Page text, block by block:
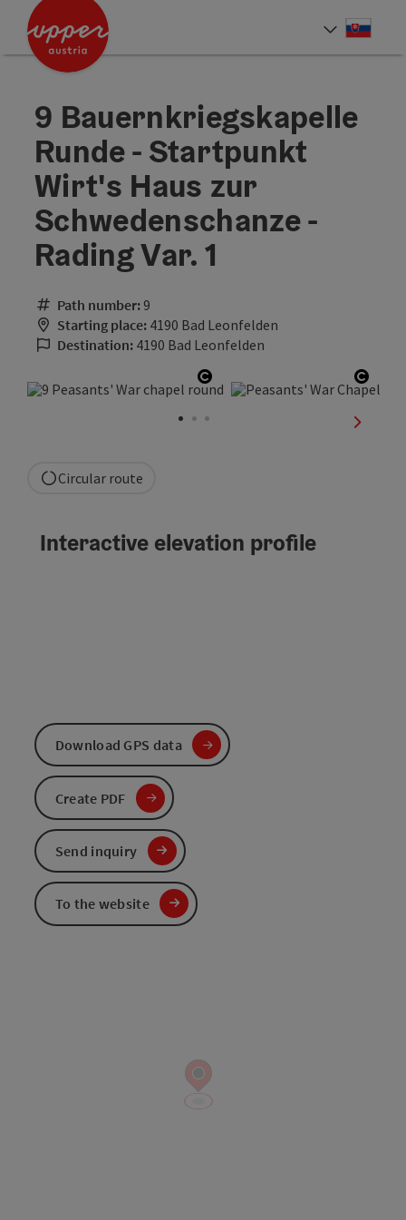
Accesskey
Accesskey
9 Bauernkriegskapelle
Runde - Startpunkt
Wirt's Haus zur
Schwedenschanze -
Rading Var. 1
Path number: 9
Starting place: 4190 Bad Leonfelden
Destination: 4190 Bad Leonfelden
Open copyright
next
Circular route
Interactive elevation profile
Download GPS data
Create PDF
Send inquiry
To the website